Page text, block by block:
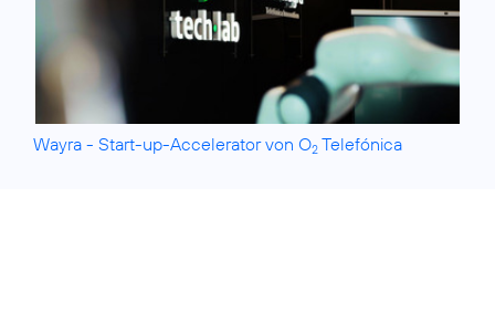
Wayra - Start-up-Accelerator von O2 Telefónica